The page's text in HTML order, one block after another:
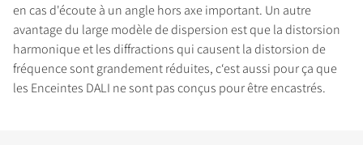
en cas d'écoute à un angle hors axe important. Un autre
avantage du large modèle de dispersion est que la distorsion
harmonique et les diffractions qui causent la distorsion de
fréquence sont grandement réduites, c‘est aussi pour ça que
les Enceintes DALI ne sont pas conçus pour être encastrés.